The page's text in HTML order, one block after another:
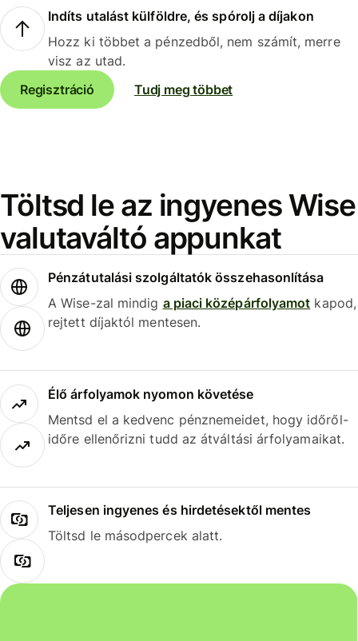
Indíts utalást külföldre, és spórolj a díjakon
Hozz ki többet a pénzedből, nem számít, merre
visz az utad.
Regisztráció
Tudj meg többet
Töltsd le az ingyenes Wise
valutaváltó appunkat
Pénzátutalási szolgáltatók összehasonlítása
A Wise-zal mindig a piaci középárfolyamot kapod,
rejtett díjaktól mentesen.
Élő árfolyamok nyomon követése
Mentsd el a kedvenc pénznemeidet, hogy időről-
időre ellenőrizni tudd az átváltási árfolyamaikat.
Teljesen ingyenes és hirdetésektől mentes
Töltsd le másodpercek alatt.